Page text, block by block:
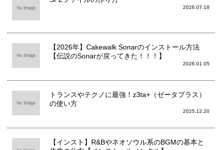
2026.07.18
【2026年】Cakewalk Sonarのインストール方法
【伝説のSonarが戻ってきた！！！】
2026.01.05
トランスやテクノに最強！z3ta+（ゼータプラス）
の使い方
2025.12.20
【インスト】R&Bやネオソウル系のBGMの基本と